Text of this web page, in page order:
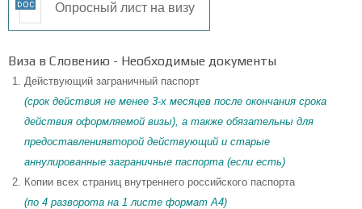
Опросный лист на визу
Виза в Словению - Необходимые документы
Действующий заграничный паспорт
(срок действия не менее 3-х месяцев после окончания срока
действия оформляемой визы), а также обязательны для
предоставлениявторой действующий и старые
аннулированные заграничные паспорта (если есть)
Копии всех страниц внутреннего российского паспорта
(по 4 разворота на 1 листе формат A4)